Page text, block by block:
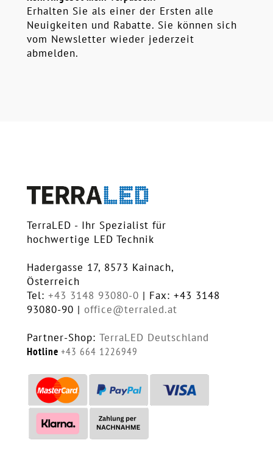
Erhalten Sie als einer der Ersten alle
Neuigkeiten und Rabatte. Sie können sich
vom Newsletter wieder jederzeit
abmelden.
TerraLED - Ihr Spezialist für
hochwertige LED Technik
Hadergasse 17, 8573 Kainach,
Österreich
Tel: +43 3148 93080-0 | Fax: +43 3148
93080-90 | office@terraled.at
Partner-Shop: TerraLED Deutschland
Hotline +43 664 1226949